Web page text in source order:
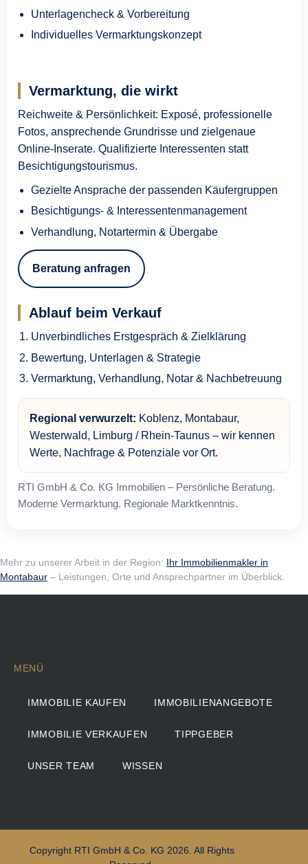
Unterlagencheck & Vorbereitung
Individuelles Vermarktungskonzept
Vermarktung, die wirkt
Reichweite & Persönlichkeit: Exposé, professionelle
Fotos, ansprechende Grundrisse und zielgenaue
Online-Inserate. Qualifizierte Interessenten statt
Besichtigungstourismus.
Gezielte Ansprache der passenden Käufergruppen
Besichtigungs- & Interessentenmanagement
Verhandlung, Notartermin & Übergabe
Beratung anfragen
Ablauf beim Verkauf
Unverbindliches Erstgespräch & Zielklärung
Bewertung, Unterlagen & Strategie
Vermarktung, Verhandlung, Notar & Nachbetreuung
Regional verwurzelt: Koblenz, Montabaur,
Westerwald, Limburg / Rhein-Taunus – wir kennen
Werte, Nachfrage & Potenziale vor Ort.
RTI GmbH & Co. KG Immobilien – Persönliche Beratung.
Moderne Vermarktung. Regionale Marktkenntnis.
Mehr zu unserer Arbeit in der Region: Ihr Immobilienmakler in
Montabaur – Leistungen, Orte und Ansprechpartner im Überblick.
MENÜ
IMMOBILIE KAUFEN IMMOBILIENANGEBOTE
IMMOBILIE VERKAUFEN TIPPGEBER
UNSER TEAM WISSEN
Copyright RTI GmbH & Co. KG 2026. All Rights